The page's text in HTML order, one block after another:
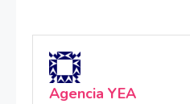
Agencia YEA